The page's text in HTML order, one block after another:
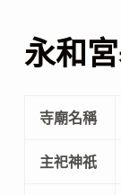
永和
寺廟名稱
主祀神祇